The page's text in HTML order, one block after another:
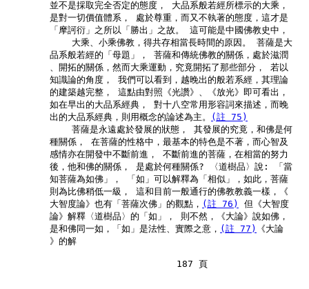
        並不是採取完全否定的態度， 大品系般若經所標示的大乘，
        是對一切價值體系， 處於尊重，而又不執著的態度，這才是
        「摩訶衍」之所以「勝出」之故。 這可能是中國佛教史中，
            大乘、小乘佛教，得共存相當長時間的原因。 菩薩是大
        品系般若經的「母題」， 菩薩和傳統佛教的關係，處於滋潤
        、開拓的關係，然而大乘運動，究竟開拓了那些部分， 若以
        知識論的角度， 我們可以看到，越晚出的般若系經，其理論
        的建築越完整， 這點由對照《光讚》、《放光》即可看出，
        如在早出的大品系經典， 對十八空常用形容詞來描述，而晚
        出的大品系經典，則用概念的論述為主。
(註 75)
            菩薩是永遠處於發展的狀態， 其發展的究竟，和佛是何
        種關係， 在菩薩的性格中，最基本的特色是不著，而心智及
        感情亦在開發中不斷前進， 不斷前進的菩薩，在相當的努力
        後，他和佛的關係， 是處於何種關係? 〈道樹品〉說: 「當
        知菩薩為如佛」， 「如」可以解釋為「相似」，如此，菩薩
        則為比佛稍低一級， 這和目前一般通行的佛教教義一樣，《
        大智度論》也有「菩薩次佛」的觀點，
(註 76)
但《大智度
        論》解釋〈道樹品〉的「如」， 則不然，《大論》說如佛，
        是和佛同一如，「如」是法性、實際之意，
(註 77)
《大論
        》的解
                               187 頁